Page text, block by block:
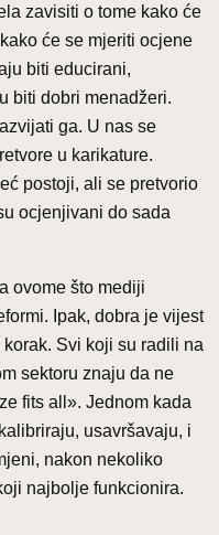
zavisiti o tome kako će
će se mjeriti ocjene
biti educirani,
biti dobri menadžeri.
ga. U nas se
u karikature.
postoji, ali se pretvorio
ocjenjivani do sada
ovome što mediji
Ipak, dobra je vijest
Svi koji su radili na
sektoru znaju da ne
fits all». Jednom kada
usavršavaju, i
nakon nekoliko
najbolje funkcionira.